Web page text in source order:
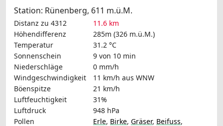
Station: Rünenberg, 611 m.ü.M.
Distanz zu 4312
11.6 km
Höhendifferenz
285m (326 m.ü.M.)
Temperatur
31.2 °C
Sonnenschein
9 von 10 min
Niederschläge
0 mm/h
Windgeschwindigkeit
11 km/h aus WNW
Böenspitze
21 km/h
Luftfeuchtigkeit
31%
Luftdruck
948 hPa
Pollen
Erle, Birke, Gräser, Beifuss,